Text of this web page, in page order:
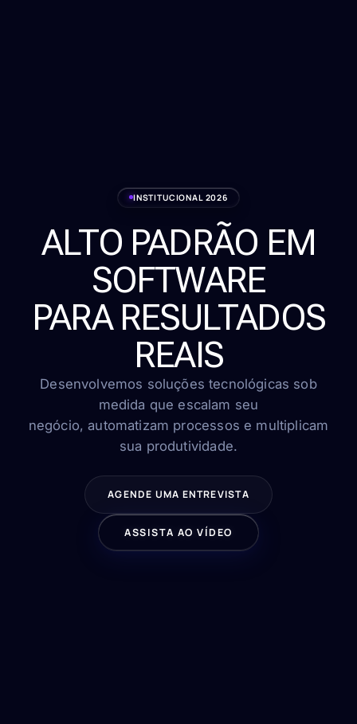
Serviços
Sobre
Clientes
Contato
FALE CONOSCO
INSTITUCIONAL 2026
ALTO PADRÃO EM
SOFTWARE
PARA RESULTADOS
REAIS
Desenvolvemos soluções tecnológicas sob
medida que escalam seu
negócio, automatizam processos e multiplicam
sua produtividade.
AGENDE UMA ENTREVISTA
ASSISTA AO VÍDEO